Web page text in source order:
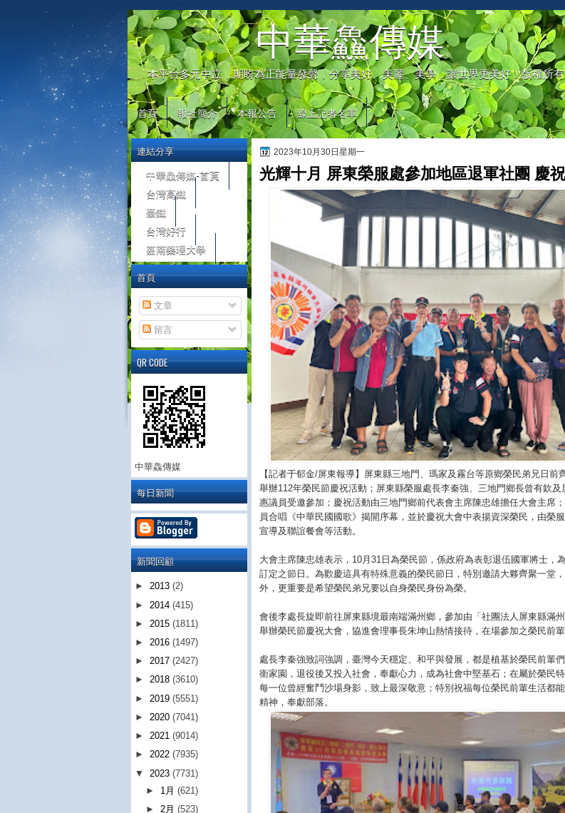
中華鱻傳媒
本平台多元中立，期盼為正能量發聲，分享美好、美麗、美學，讓世界更美好！版權所
首頁 報社簡介 本報公告 線上記者名單
2023年10月30日星期一
光輝十月 屏東榮服處參加地區退軍社團 慶
【記者于郁金/屏東報導】屏東縣三地門、瑪家及霧台等原鄉榮民弟兄日前
舉辦112年榮民節慶祝活動；屏東縣榮服處長李秦強、三地門鄉長曾有欽及
惠議員受邀參加；慶祝活動由三地門鄉前代表會主席陳忠雄擔任大會主席
員合唱《中華民國國歌》揭開序幕，並於慶祝大會中表揚資深榮民，由榮
宣導及聯誼餐會等活動。
大會主席陳忠雄表示，10月31日為榮民節，係政府為表彰退伍國軍將士，
訂定之節日。為歡慶這具有特殊意義的榮民節日，特別邀請大夥齊聚一堂
外，更重要是希望榮民弟兄要以自身榮民身份為榮。
會後李處長旋即前往屏東縣境最南端滿州鄉，參加由「社團法人屏東縣滿州
舉辦榮民節慶祝大會，協進會理事長朱坤山熱情接待，在場參加之榮民前輩
處長李秦強致詞強調，臺灣今天穩定、和平與發展，都是植基於榮民前輩
衛家園，退役後又投入社會，奉獻心力，成為社會中堅基石；在屬於榮民
每一位曾經奮鬥沙場身影，致上最深敬意；特別祝福每位榮民前輩生活都
精神，奉獻部落。
連結分享
中華鱻傳媒-首頁
台灣高鐵
臺鐵
台灣好行
嘉南藥理大學
首頁
文章
留言
QR CODE
中華鱻傳媒
每日新聞
新聞回顧
► 2013 (2)
► 2014 (415)
► 2015 (1811)
► 2016 (1497)
► 2017 (2427)
► 2018 (3610)
► 2019 (5551)
► 2020 (7041)
► 2021 (9014)
► 2022 (7935)
▼ 2023 (7731)
► 1月(621)
► 2月(523)